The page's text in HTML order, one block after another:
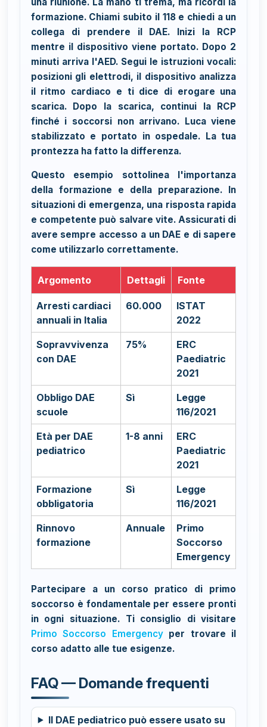
formazione. Chiami subito il 118 e chiedi a un
collega di prendere il DAE. Inizi la RCP
mentre il dispositivo viene portato. Dopo 2
minuti arriva l'AED. Segui le istruzioni vocali:
posizioni gli elettrodi, il dispositivo analizza
il ritmo cardiaco e ti dice di erogare una
scarica. Dopo la scarica, continui la RCP
finché i soccorsi non arrivano. Luca viene
stabilizzato e portato in ospedale. La tua
prontezza ha fatto la differenza.
Questo esempio sottolinea l'importanza
della formazione e della preparazione. In
situazioni di emergenza, una risposta rapida
e competente può salvare vite. Assicurati di
avere sempre accesso a un DAE e di sapere
come utilizzarlo correttamente.
Argomento Dettagli Fonte
Arresti cardiaci
annuali in Italia
60.000
ISTAT
2022
Sopravvivenza
con DAE
75%
ERC
Paediatric
2021
Obbligo DAE
scuole
Sì
Legge
116/2021
Età per DAE
pediatrico
1-8 anni
ERC
Paediatric
2021
Formazione
obbligatoria
Sì
Legge
116/2021
Rinnovo
formazione
Annuale
Primo
Soccorso
Emergency
Partecipare a un corso pratico di primo
soccorso è fondamentale per essere pronti
in ogni situazione. Ti consiglio di visitare
Primo Soccorso Emergencyper trovare il
corso adatto alle tue esigenze.
FAQ — Domande frequenti
Il DAE pediatrico può essere usato su